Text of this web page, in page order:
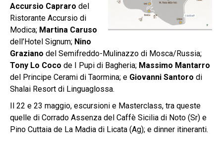
Accursio Capraro del
Ristorante Accursio di
Modica; Martina Caruso
dell’Hotel Signum; Nino
Graziano del Semifreddo-Mulinazzo di Mosca/Russia;
Tony Lo Coco de I Pupi di Bagheria; Massimo Mantarro
del Principe Cerami di Taormina; e Giovanni Santoro di
Shalai Resort di Linguaglossa.
Il 22 e 23 maggio, escursioni e Masterclass, tra queste
quelle di Corrado Assenza del Caffè Sicilia di Noto (Sr) e
Pino Cuttaia de La Madia di Licata (Ag); e dinner itineranti.